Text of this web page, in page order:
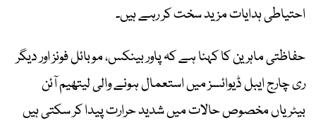
احتیاطی ہدایات مزید سخت کر رہے ہیں۔
حفاظتی ماہرین کا کہنا ہے کہ پاور بینکس، موبائل فونز اور دیگر
ری چارج ایبل ڈیوائسز میں استعمال ہونے والی لیتھیم آئن
بیٹریاں مخصوص حالات میں شدید حرارت پیدا کر سکتی ہیں